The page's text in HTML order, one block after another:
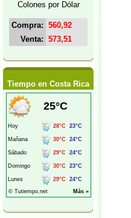
Colones por Dólar
Compra: 560,92
Venta: 573,51
Tiempo en Costa Rica